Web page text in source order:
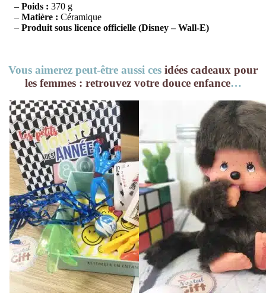
– Poids : 370 g
– Matière : Céramique
– Produit sous licence officielle (Disney – Wall-E)
Vous aimerez peut-être aussi ces idées cadeaux pour
les femmes : retrouvez votre douce enfance…